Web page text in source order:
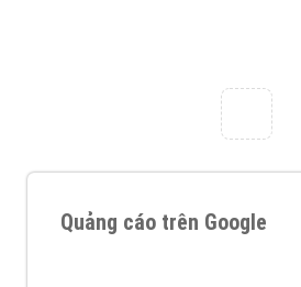
Quảng cáo trên Google